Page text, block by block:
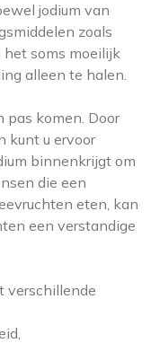
jodium van
zoals
het soms moeilijk
alleen te halen.
pas komen. Door
kunt u ervoor
binnenkrijgt om
die een
eten, kan
een verstandige
verschillende